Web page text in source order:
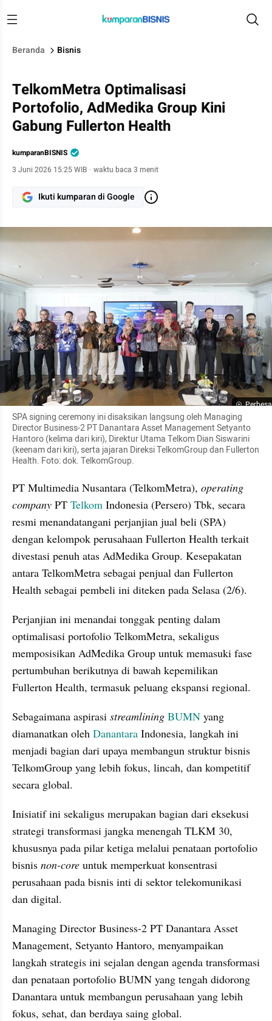
Beranda Bisnis
TelkomMetra Optimalisasi
Portofolio, AdMedika Group Kini
Gabung Fullerton Health
kumparanBISNIS
3 Juni 2026 15:25 WIB · waktu baca 3 menit
Ikuti kumparan di Google
SPA signing ceremony ini disaksikan langsung oleh Managing
Director Business-2 PT Danantara Asset Management Setyanto
Hantoro (kelima dari kiri), Direktur Utama Telkom Dian Siswarini
(keenam dari kiri), serta jajaran Direksi TelkomGroup dan Fullerton
Health. Foto: dok. TelkomGroup.
PT Multimedia Nusantara (TelkomMetra), operating
company PT Telkom Indonesia (Persero) Tbk, secara
resmi menandatangani perjanjian jual beli (SPA)
dengan kelompok perusahaan Fullerton Health terkait
divestasi penuh atas AdMedika Group. Kesepakatan
antara TelkomMetra sebagai penjual dan Fullerton
Health sebagai pembeli ini diteken pada Selasa (2/6).
Perjanjian ini menandai tonggak penting dalam
optimalisasi portofolio TelkomMetra, sekaligus
memposisikan AdMedika Group untuk memasuki fase
pertumbuhan berikutnya di bawah kepemilikan
Fullerton Health, termasuk peluang ekspansi regional.
Sebagaimana aspirasi streamlining BUMN yang
diamanatkan oleh Danantara Indonesia, langkah ini
menjadi bagian dari upaya membangun struktur bisnis
TelkomGroup yang lebih fokus, lincah, dan kompetitif
secara global.
Inisiatif ini sekaligus merupakan bagian dari eksekusi
strategi transformasi jangka menengah TLKM 30,
khususnya pada pilar ketiga melalui penataan portofolio
bisnis non-core untuk memperkuat konsentrasi
perusahaan pada bisnis inti di sektor telekomunikasi
dan digital.
Managing Director Business-2 PT Danantara Asset
Management, Setyanto Hantoro, menyampaikan
langkah strategis ini sejalan dengan agenda transformasi
dan penataan portofolio BUMN yang tengah didorong
Danantara untuk membangun perusahaan yang lebih
fokus, sehat, dan berdaya saing global.